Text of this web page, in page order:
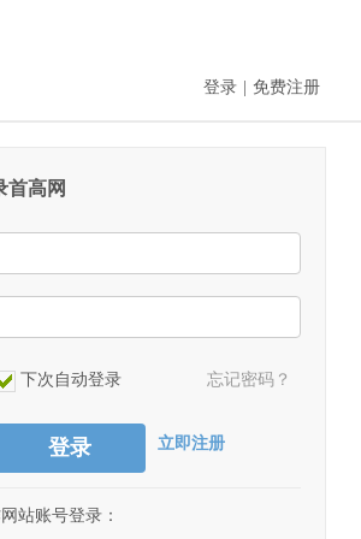
登录 免费注册
首高网
下次自动登录 忘记密码？
登录 立即注册
站账号登录：